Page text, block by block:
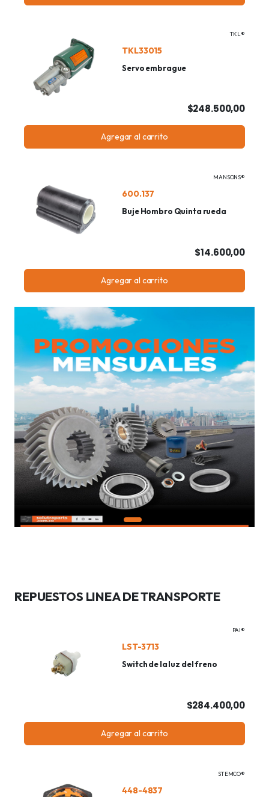
TKL®
TKL33015
Servo embrague
$248.500,00
Agregar al carrito
MANSONS®
600.137
Buje Hombro Quinta rueda
$14.600,00
Agregar al carrito
REPUESTOS LINEA DE TRANSPORTE
PAI®
LST-3713
Switch de la luz del freno
$284.400,00
Agregar al carrito
STEMCO®
448-4837